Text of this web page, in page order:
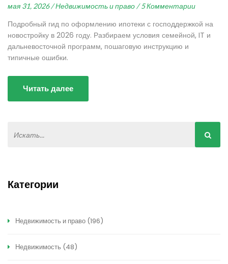
мая 31, 2026 / Недвижимость и право / 5 Комментарии
Подробный гид по оформлению ипотеки с господдержкой на
новостройку в 2026 году. Разбираем условия семейной, IT и
дальневосточной программ, пошаговую инструкцию и
типичные ошибки.
Читать далее
Категории
Недвижимость и право (196)
Недвижимость (48)